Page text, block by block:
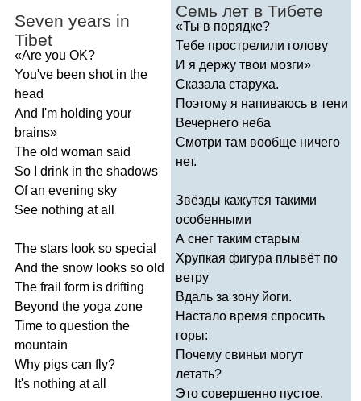
Seven years in
Tibet
«Are you OK?
You've been shot in the
head
And I'm holding your
brains»
The old woman said
So
drink in the shadows
Of an evening sky
See nothing at all
The stars look so special
And the snow looks so old
The frail form is drifting
Beyond the yoga zone
Time to question the
mountain
Why pigs can fly?
It's nothing at all
Семь лет в Тибете
«Ты в порядке?
Тебе прострелили голову
И я держу твои мозги»
Сказала старуха.
Поэтому я напиваюсь в тени
Вечернего неба
Смотри там вообще ничего
нет.
Звёзды кажутся такими
особенными
А снег таким старым
Хрупкая фигура плывёт по
ветру
Вдаль за зону йоги.
Настало время спросить
горы:
Почему свиньи могут
летать?
Это совершенно пустое.